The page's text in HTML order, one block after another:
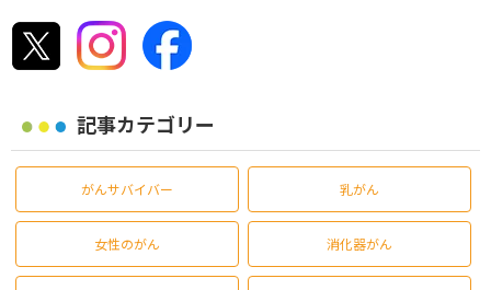
記事カテゴリー
がんサバイバー 乳がん
女性のがん 消化器がん